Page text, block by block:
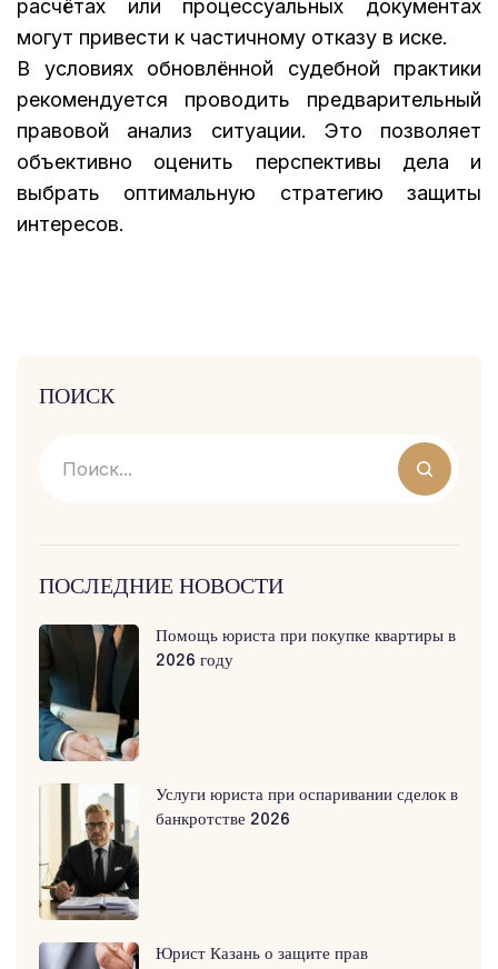
расчётах или процессуальных документах
могут привести к частичному отказу в иске.
В условиях обновлённой судебной практики
рекомендуется проводить предварительный
правовой анализ ситуации. Это позволяет
объективно оценить перспективы дела и
выбрать оптимальную стратегию защиты
интересов.
ПОИСК
ПОСЛЕДНИЕ НОВОСТИ
Помощь юриста при покупке квартиры в
2026 году
Услуги юриста при оспаривании сделок в
банкротстве 2026
Юрист Казань о защите прав